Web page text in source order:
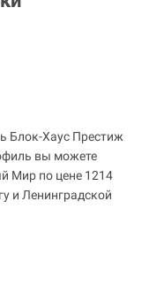
Блок-Хаус Престиж
вы можете
Мир по цене 1214
и Ленинградской